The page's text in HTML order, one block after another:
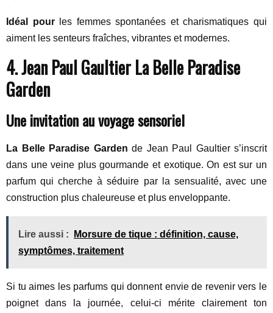
Idéal pourles femmes spontanées et charismatiques qui
aiment les senteurs fraîches, vibrantes et modernes.
4. Jean Paul Gaultier La Belle Paradise
Garden
Une invitation au voyage sensoriel
La Belle Paradise Garden de Jean Paul Gaultier s’inscrit
dans une veine plus gourmande et exotique. On est sur un
parfum qui cherche à séduire par la sensualité, avec une
construction plus chaleureuse et plus enveloppante.
Lire aussi :
Morsure de tique : définition, cause,
symptômes, traitement
Si tu aimes les parfums qui donnent envie de revenir vers le
poignet dans la journée, celui-ci mérite clairement ton